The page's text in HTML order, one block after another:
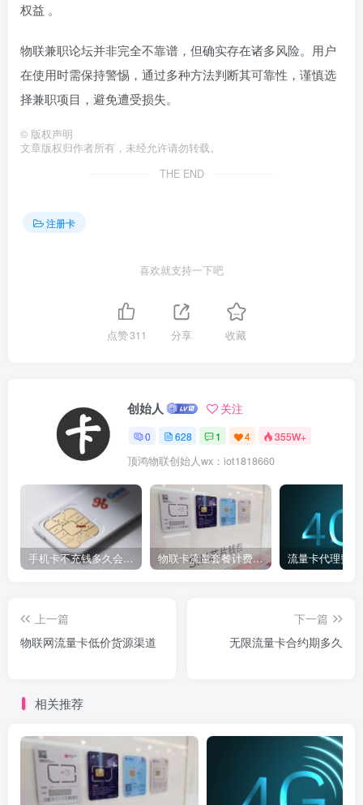
权益 。
物联兼职论坛并非完全不靠谱，但确实存在诸多风险。用户
在使用时需保持警惕，通过多种方法判断其可靠性，谨慎选
择兼职项目，避免遭受损失。
© 版权声明
文章版权归作者所有，未经允许请勿转载。
THE END
注册卡
喜欢就支持一下吧
点赞311 分享 收藏
创始人 关注
0 628 1 4 355W+
顶鸿物联创始人wx：iot1818660
手机卡不充钱多久会被自动销户？ 物联卡流量套餐计费方式 流量卡代理费用
上一篇
物联网流量卡低价货源渠道
下一篇
无限流量卡合约期多久
相关推荐